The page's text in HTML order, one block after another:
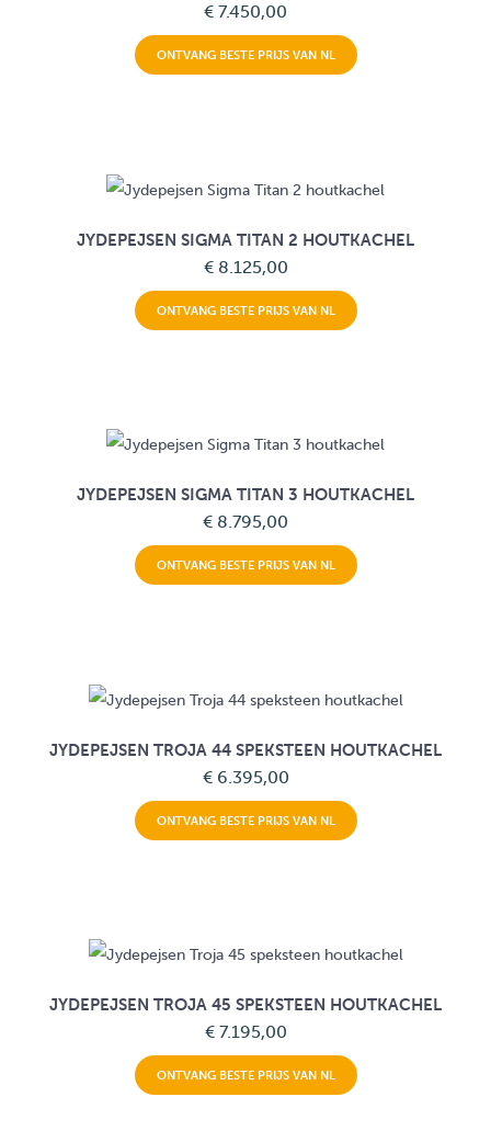
€ 7.450,00
ONTVANG BESTE PRIJS VAN NL
JYDEPEJSEN SIGMA TITAN 2 HOUTKACHEL
€ 8.125,00
ONTVANG BESTE PRIJS VAN NL
JYDEPEJSEN SIGMA TITAN 3 HOUTKACHEL
€ 8.795,00
ONTVANG BESTE PRIJS VAN NL
JYDEPEJSEN TROJA 44 SPEKSTEEN HOUTKACHEL
€ 6.395,00
ONTVANG BESTE PRIJS VAN NL
JYDEPEJSEN TROJA 45 SPEKSTEEN HOUTKACHEL
€ 7.195,00
ONTVANG BESTE PRIJS VAN NL